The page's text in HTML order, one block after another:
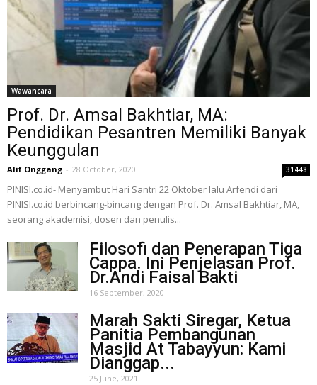
Wawancara
Prof. Dr. Amsal Bakhtiar, MA:
Pendidikan Pesantren Memiliki Banyak
Keunggulan
Alif Onggang - 28 October, 2020 31448
PINISI.co.id- Menyambut Hari Santri 22 Oktober lalu Arfendi dari
PINISI.co.id berbincang-bincang dengan Prof. Dr. Amsal Bakhtiar, MA,
seorang akademisi, dosen dan penulis...
Filosofi dan Penerapan Tiga
Cappa. Ini Penjelasan Prof.
Dr.Andi Faisal Bakti
16 September, 2020
Marah Sakti Siregar, Ketua
Panitia Pembangunan
Masjid At Tabayyun: Kami
Dianggap...
25 June, 2021